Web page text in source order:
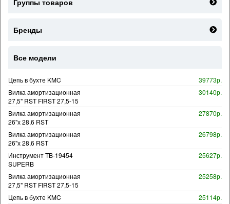
Бренды
Все модели
Цепь в бухте KMC
39773р.
Вилка амортизационная
27,5" RST FIRST 27,5-15
30140р.
Вилка амортизационная
26"х 28,6 RST
27870р.
Вилка амортизационная
26"х 28,6 RST
26798р.
Инструмент TB-19454
SUPERB
25627р.
Вилка амортизационная
27,5" RST FIRST 27,5-15
25258р.
Цепь в бухте KMC
25114р.